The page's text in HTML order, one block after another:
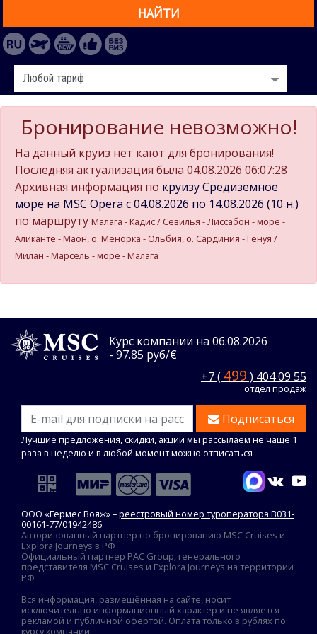
НАЙТИ
Бронирование невозможно!
На данный круиз нет кают для бронирования!
Последняя актуализация была 04.08.2026 06:07:28
Архивная информация по круизу Средиземное
море на MSC Opera c 04.08.2026 по 14.08.2026 (10 н.)
по маршруту Малага - Кадиc / Севилья - Лиссабон - море -
Аликанте - Маон, о. Менорка - Ольбия, о. Сардиния - Генуя /
Милан - Марсель - море - Малага
Курс компании на 06.08.2026
- 97.85 руб/€
+7 ( 499 ) 404 09 55
отдел продаж
Подписаться
Лучшие предложения, скидки, акции мы рассылаем не чаще 1
раза в неделю и в любой момент можно отписаться
ООО «Гермес Вояж» –реестровый номер туроператора В031-
00161-77/01942486
Авторизованный партнер по бронированию MSC Cruises и
Explora Journeys в РФ
Официальный партнер PAC Group, генерального
представителя MSC Cruises и Explora Journeys на территории
РФ
Вся информация, размещённая на сайте, носит
исключительно информационный характер и не является
рекламой и публичной офертой. Оплата только в рублях по
курсу компании.